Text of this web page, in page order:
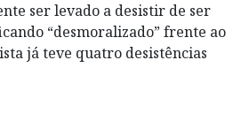
ser levado a desistir de ser
“desmoralizado” frente ao
já teve quatro desistências